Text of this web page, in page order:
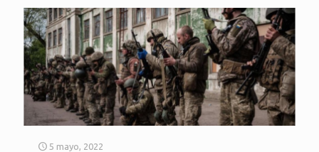
5 mayo, 2022